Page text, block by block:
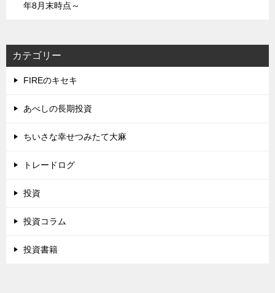
年8月末時点～
カテゴリー
FIREのキセキ
あべしの長期投資
ちいさな幸せつみたて大麻
トレードログ
投資
投資コラム
投資書籍